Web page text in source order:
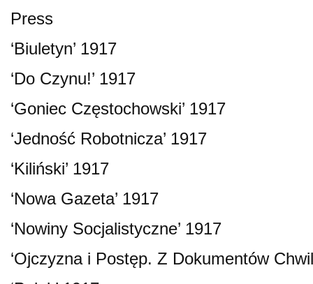
Press
‘Biuletyn’ 1917
‘Do Czynu!’ 1917
‘Goniec Częstochowski’ 1917
‘Jedność Robotnicza’ 1917
‘Kiliński’ 1917
‘Nowa Gazeta’ 1917
‘Nowiny Socjalistyczne’ 1917
‘Ojczyzna i Postęp. Z Dokumentów